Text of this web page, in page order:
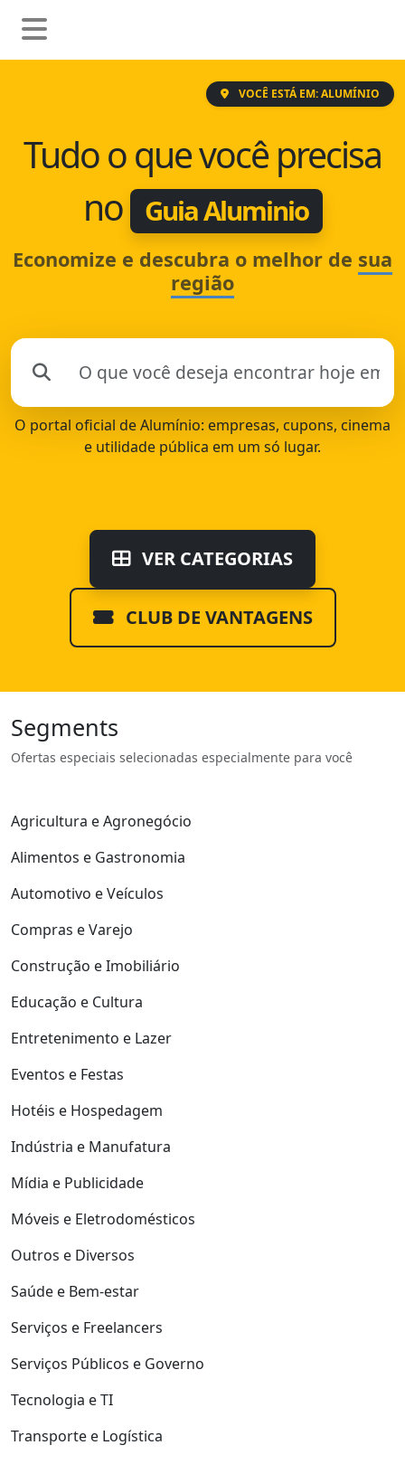
VOCÊ ESTÁ EM: ALUMÍNIO
Tudo o que você precisa
no
Guia Aluminio
Economize e descubra o melhor de sua
região
O portal oficial de Alumínio: empresas, cupons, cinema
e utilidade pública em um só lugar.
VER CATEGORIAS
CLUB DE VANTAGENS
Segments
Ofertas especiais selecionadas especialmente para você
Agricultura e Agronegócio
Alimentos e Gastronomia
Automotivo e Veículos
Compras e Varejo
Construção e Imobiliário
Educação e Cultura
Entretenimento e Lazer
Eventos e Festas
Hotéis e Hospedagem
Indústria e Manufatura
Mídia e Publicidade
Móveis e Eletrodomésticos
Outros e Diversos
Saúde e Bem-estar
Serviços e Freelancers
Serviços Públicos e Governo
Tecnologia e TI
Transporte e Logística